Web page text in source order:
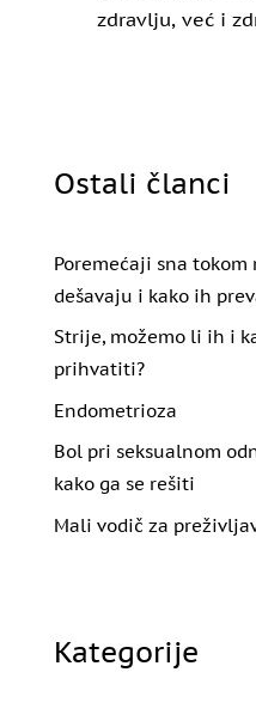
zdravlju, već i
Ostali članci
Poremećaji sna
dešavaju i kako ih
Strije, možemo li ih i
prihvatiti?
Endometrioza
Bol pri seksualnom
kako ga se rešiti
Mali vodič za
Kategorije